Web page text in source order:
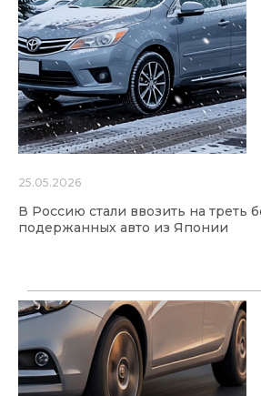
25.05.2026
В Россию стали ввозить на треть
подержанных авто из Японии